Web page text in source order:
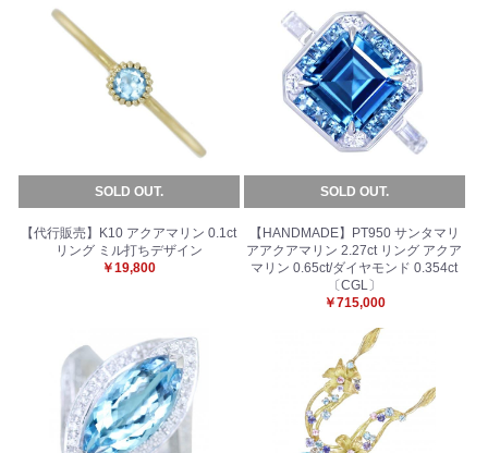
SOLD OUT.
【代行販売】K10 アクアマリン 0.1ct
リング ミル打ちデザイン
￥19,800
SOLD OUT.
【HANDMADE】PT950 サンタマリ
アアクアマリン 2.27ct リング アクア
マリン 0.65ct/ダイヤモンド 0.354ct
〔CGL〕
￥715,000